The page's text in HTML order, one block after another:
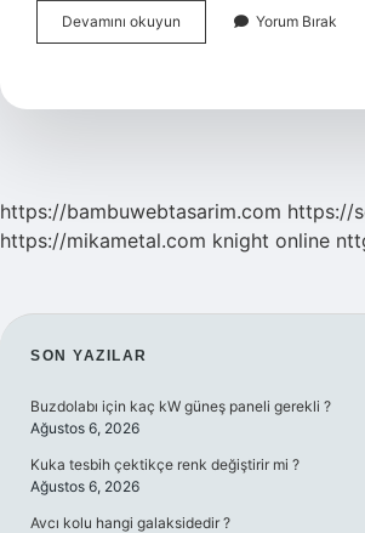
Devamını okuyun
Nesil
Yıpratır
Yorum Bırak
https://bambuwebtasarim.com https://
https://mikametal.com knight online
SIDEBAR
SON YAZILAR
Buzdolabı için kaç kW güneş paneli gerekli ?
Ağustos 6, 2026
Kuka tesbih çektikçe renk değiştirir mi ?
Ağustos 6, 2026
Avcı kolu hangi galaksidedir ?